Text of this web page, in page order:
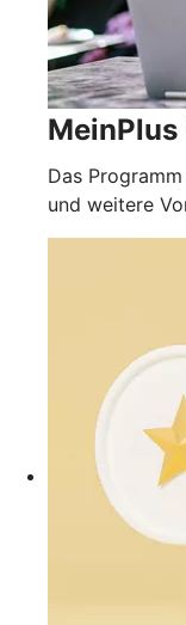
MeinPlus
Das
und weitere